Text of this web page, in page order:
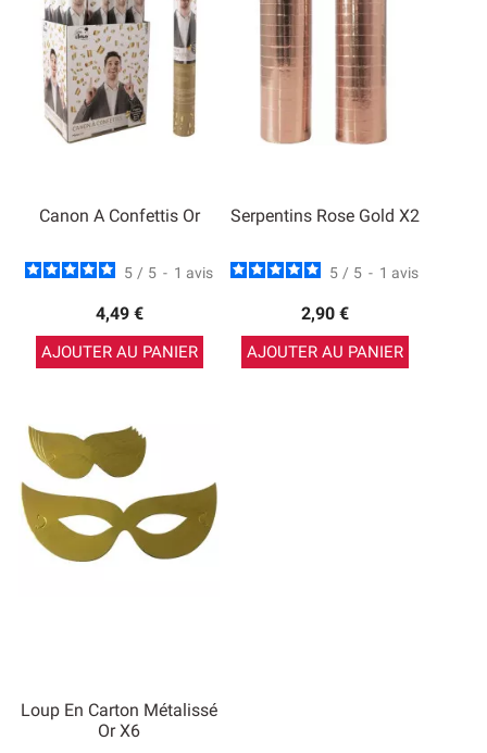
Canon A Confettis Or
5 / 5 - 1 avis
4,49 €
AJOUTER AU PANIER
Serpentins Rose Gold X2
5 / 5 - 1 avis
2,90 €
AJOUTER AU PANIER
Loup En Carton Métalissé
Or X6